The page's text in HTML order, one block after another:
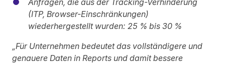
Anfragen, die aus der Tracking-Verhinderung
(ITP, Browser-Einschränkungen)
wiederhergestellt wurden: 25 % bis 30 %
„Für Unternehmen bedeutet das vollständigere und
genauere Daten in Reports und damit bessere